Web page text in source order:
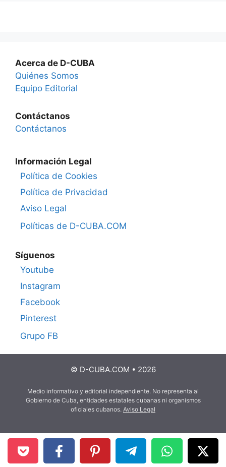
Acerca de D-CUBA
Quiénes Somos
Equipo Editorial
Contáctanos
Contáctanos
Información Legal
Política de Cookies
Política de Privacidad
Aviso Legal
Políticas de D-CUBA.COM
Síguenos
Youtube
Instagram
Facebook
Pinterest
Grupo FB
© D-CUBA.COM • 2026
Medio informativo y editorial independiente. No representa al
Gobierno de Cuba, entidades estatales cubanas ni organismos
oficiales cubanos. Aviso Legal